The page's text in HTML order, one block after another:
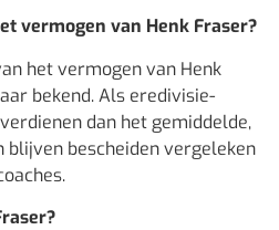
vermogen van Henk Fraser?
het vermogen van Henk
bekend. Als eredivisie-
dan het gemiddelde,
blijven bescheiden vergeleken